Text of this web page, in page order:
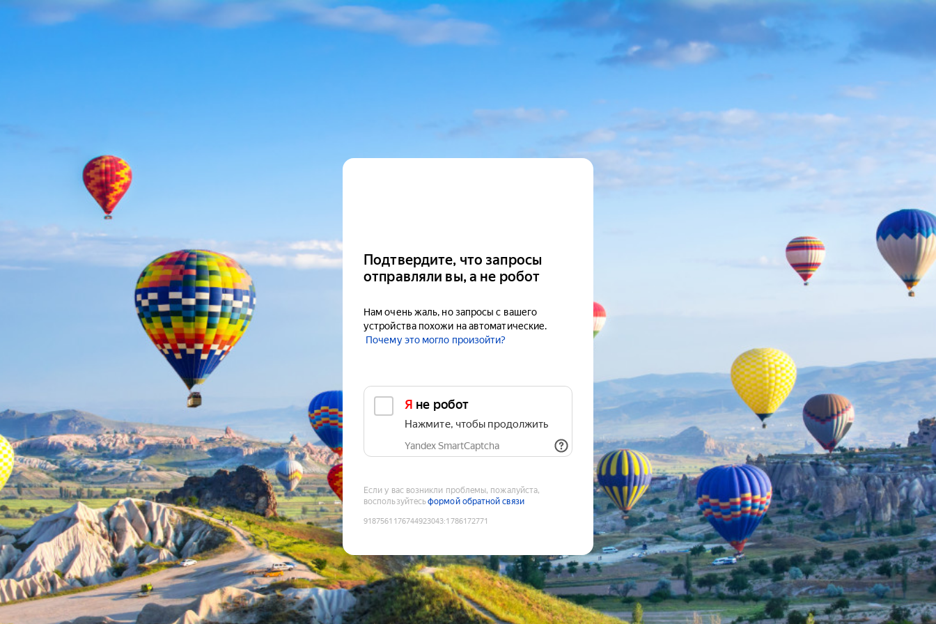
Подтвердите, что запросы
отправляли вы, а не робот
Нам очень жаль, но запросы с вашего
устройства похожи на автоматические.
Почему это могло произойти?
Я не робот
Нажмите, чтобы продолжить
Yandex SmartCaptcha
Если у вас возникли проблемы, пожалуйста,
воспользуйтесьформой обратной связи
9187561176744923043:1786172771